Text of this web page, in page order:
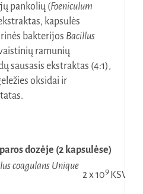
pankolių (Foeniculum
kapsulės
bakterijos Bacillus
ramunių
sausasis ekstraktas (4:1),
oksidai ir
dozėje (2 kapsulėse)
coagulans Unique
2 x 109 KSV